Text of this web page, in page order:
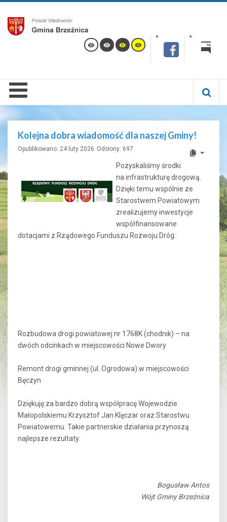
Kolejna dobra wiadomość dla naszej Gminy!
Opublikowano: 24 luty 2026 Odsłony: 697
Pozyskaliśmy środki
na infrastrukturę drogową.
Dzięki temu wspólnie ze
Starostwem Powiatowym
zrealizujemy inwestycje
współfinansowane
dotacjami z Rządowego Funduszu Rozwoju Dróg:
Rozbudowa drogi powiatowej nr 1768K (chodnik) – na
dwóch odcinkach w miejscowości Nowe Dwory
Remont drogi gminnej (ul. Ogrodowa) w miejscowości
Bęczyn
Dziękuję za bardzo dobrą współpracę Wojewodzie
Małopolskiemu Krzysztof Jan Klęczar oraz Starostwu
Powiatowemu. Takie partnerskie działania przynoszą
najlepsze rezultaty.
Bogusław Antos
Wójt Gminy Brzeźnica